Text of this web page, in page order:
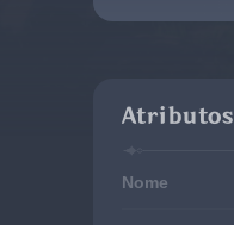
Atributos
Nome